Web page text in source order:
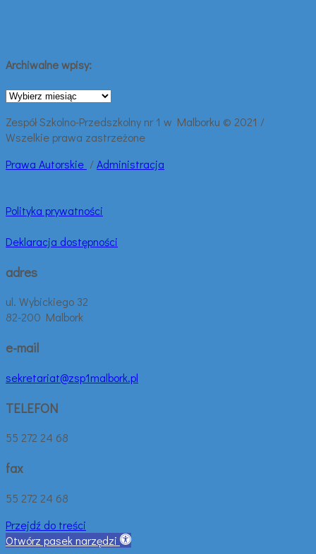
Archiwalne wpisy:
Archiwalne
Zespół Szkolno-Przedszkolny nr 1 w Malborku © 2021 /
Wszelkie prawa zastrzeżone
Prawa Autorskie /Administracja
Polityka prywatności
Deklaracja dostępności
adres
ul. Wybickiego 32
82-200 Malbork
e-mail
sekretariat@zsp1malbork.pl
TELEFON
55 272 24 68
fax
55 272 24 68
Przejdź do treści
Otwórz pasek narzędzi